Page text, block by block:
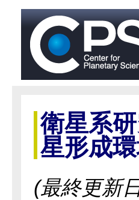
衛星系
星形成
(最終更新